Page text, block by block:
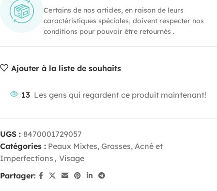
Certains de nos articles, en raison de leurs
caractéristiques spéciales, doivent respecter nos
conditions pour pouvoir être retournés .
Ajouter à la liste de souhaits
13 Les gens qui regardent ce produit maintenant!
UGS : 8470001729057
Catégories : Peaux Mixtes, Grasses, Acné et
Imperfections , Visage
Partager: